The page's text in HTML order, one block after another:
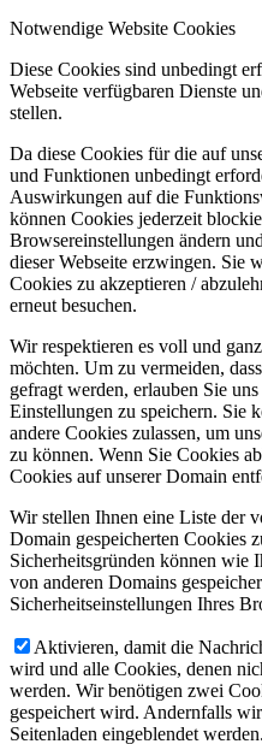
Notwendige Website Cookies
Diese Cookies sind unbedingt
Webseite verfügbaren Dienste
stellen.
Da diese Cookies für die auf
und Funktionen unbedingt
Auswirkungen auf die
können Cookies jederzeit
Browsereinstellungen ändern
dieser Webseite erzwingen. Sie
Cookies zu akzeptieren /
erneut besuchen.
Wir respektieren es voll und
möchten. Um zu vermeiden,
gefragt werden, erlauben Sie
Einstellungen zu speichern. Sie
andere Cookies zulassen, um
zu können. Wenn Sie Cookies
Cookies auf unserer Domain
Wir stellen Ihnen eine Liste der
Domain gespeicherten Cookies
Sicherheitsgründen können wie
von anderen Domains
Sicherheitseinstellungen Ihres
Aktivieren, damit die
wird und alle Cookies, denen
werden. Wir benötigen zwei
gespeichert wird. Andernfalls
Seitenladen eingeblendet werden.